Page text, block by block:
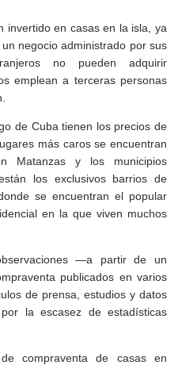
invertido en casas en la isla, ya
negocio administrado por sus
no pueden adquirir
emplean a terceras personas
de Cuba tienen los precios de
más caros se encuentran
Matanzas y los municipios
los exclusivos barrios de
se encuentran el popular
en la que viven muchos
—a partir de un
publicados en varios
de prensa, estudios y datos
la escasez de estadísticas
compraventa de casas en